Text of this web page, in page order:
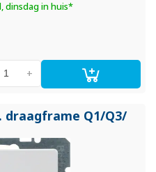
dinsdag in huis*
+
draagframe Q1/Q3/